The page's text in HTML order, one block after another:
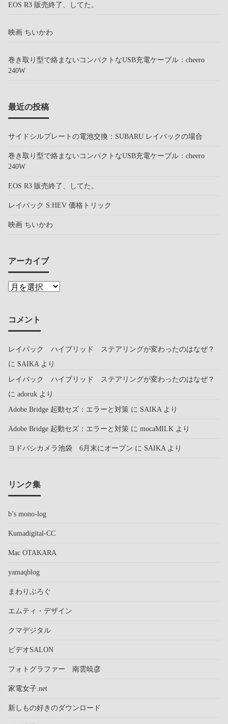
EOS R3 販売終了、してた。
映画 ちいかわ
巻き取り型で絡まないコンパクトなUSB充電ケーブル：cheero
240W
最近の投稿
サイドシルプレートの電池交換：SUBARU レイバックの場合
巻き取り型で絡まないコンパクトなUSB充電ケーブル：cheero
240W
EOS R3 販売終了、してた。
レイバック S:HEV 価格トリック
映画 ちいかわ
アーカイブ
コメント
レイバック ハイブリッド ステアリングが変わったのはなぜ？
に SAIKAより
レイバック ハイブリッド ステアリングが変わったのはなぜ？
に adoruk より
Adobe Bridge 起動セズ：エラーと対策 に SAIKAより
Adobe Bridge 起動セズ：エラーと対策 に mocaMILK より
ヨドバシカメラ池袋 6月末にオープン に SAIKAより
リンク集
b’s mono-log
Kumadigital-CC
Mac OTAKARA
yamaqblog
まわりぶろぐ
エムティ・デザイン
クマデジタル
ビデオSALON
フォトグラファー 南雲暁彦
家電女子.net
新しもの好きのダウンロード